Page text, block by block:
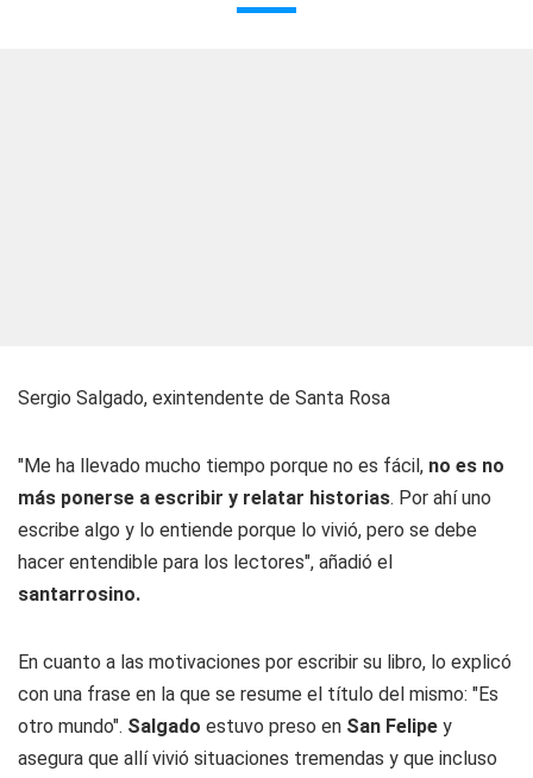
Sergio Salgado, exintendente de Santa Rosa
"Me ha llevado mucho tiempo porque no es fácil, no es no
más ponerse a escribir y relatar historias. Por ahí uno
escribe algo y lo entiende porque lo vivió, pero se debe
hacer entendible para los lectores", añadió el
santarrosino.
En cuanto a las motivaciones por escribir su libro, lo explicó
con una frase en la que se resume el título del mismo: "Es
otro mundo". Salgado estuvo preso en San Felipe y
asegura que allí vivió situaciones tremendas y que incluso